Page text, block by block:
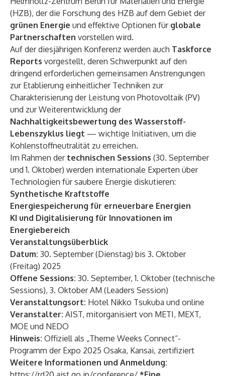
(HZB), der die Forschung des HZB auf dem Gebiet der
grünen Energie und effektive Optionen für globale
Partnerschaften vorstellen wird.
Auf der diesjährigen Konferenz werden auch Taskforce
Reports vorgestellt, deren Schwerpunkt auf den
dringend erforderlichen gemeinsamen Anstrengungen
zur Etablierung einheitlicher Techniken zur
Charakterisierung der Leistung von Photovoltaik (PV)
und zur Weiterentwicklung der
Nachhaltigkeitsbewertung des Wasserstoff-
Lebenszyklus liegt — wichtige Initiativen, um die
Kohlenstoffneutralität zu erreichen.
Im Rahmen der technischen Sessions (30. September
und 1. Oktober) werden internationale Experten über
Technologien für saubere Energie diskutieren:
Synthetische Kraftstoffe
Energiespeicherung für erneuerbare Energien
KI und Digitalisierung für Innovationen im
Energiebereich
Veranstaltungsüberblick
Datum: 30. September (Dienstag) bis 3. Oktober
(Freitag) 2025
Offene Sessions: 30. September, 1. Oktober (technische
Sessions), 3. Oktober AM (Leaders Session)
Veranstaltungsort: Hotel Nikko Tsukuba und online
Veranstalter: AIST, mitorganisiert von METI, MEXT,
MOE und NEDO
Hinweis: Offiziell als „Theme Weeks Connect“-
Programm der Expo 2025 Osaka, Kansai, zertifiziert
Weitere Informationen und Anmeldung: